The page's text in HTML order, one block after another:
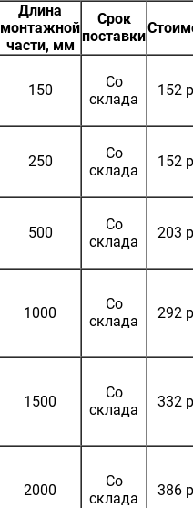
Длина
монтажной
части, мм
Срок
поставки
150
Со
склада
152
250
Со
склада
152
500
Со
склада
203
1000
Со
склада
292
1500
Со
склада
332
2000
Со
склада
386